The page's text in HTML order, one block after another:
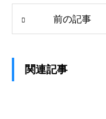
前の記事
関連記事